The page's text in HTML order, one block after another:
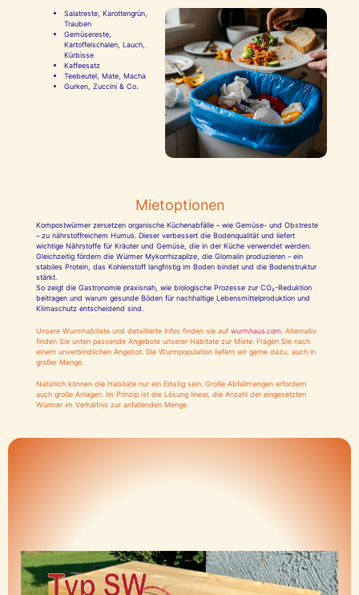
Salatreste, Karottengrün,
Trauben
Gemüsereste,
Kartoffelschalen, Lauch,
Kürbisse
Kaffeesatz
Teebeutel, Mate, Macha
Gurken, Zuccini & Co.
Mietoptionen
Kompostwürmer zersetzen organische Küchenabfälle – wie Gemüse- und Obstreste
– zu nährstoffreichem Humus. Dieser verbessert die Bodenqualität und liefert
wichtige Nährstoffe für Kräuter und Gemüse, die in der Küche verwendet werden.
Gleichzeitig fördern die Würmer Mykorrhizapilze, die Glomalin produzieren – ein
stabiles Protein, das Kohlenstoff langfristig im Boden bindet und die Bodenstruktur
stärkt.
So zeigt die Gastronomie praxisnah, wie biologische Prozesse zur CO₂-Reduktion
beitragen und warum gesunde Böden für nachhaltige Lebensmittelproduktion und
Klimaschutz entscheidend sind.
Unsere Wurmhabitate und detaillierte Infos finden sie auf wurmhaus.com . Alternativ
finden Sie unten passende Angebote unserer Habitate zur Miete. Fragen Sie nach
einem unverbindlichen Angebot. Die Wurmpopulation liefern wir gerne dazu, auch in
großer Menge.
Natürlich können die Habitate nur ein Einstig sein. Große Abfallmengen erfordern
auch große Anlagen. Im Prinzip ist die Lösung linear, die Anzahl der eingesetzten
Würmer im Verhältnis zur anfallenden Menge.